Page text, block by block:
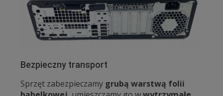
Bezpieczny transport
Sprzęt zabezpieczamy grubą warstwą folii